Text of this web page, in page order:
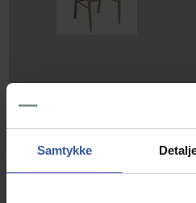
Samtykke